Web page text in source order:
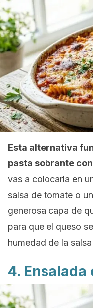
Esta alternativa
pasta sobrante
vas a colocarla en
salsa de tomate o
generosa capa de
para que el queso
humedad de la
4. Ensalada